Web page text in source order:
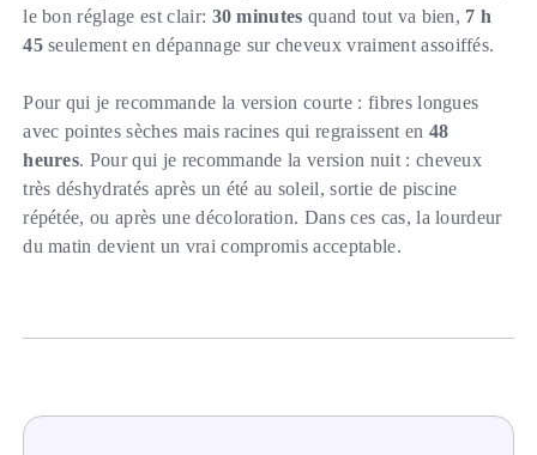
le bon réglage est clair: 30 minutes quand tout va bien, 7 h
45seulement en dépannage sur cheveux vraiment assoiffés.
Pour qui je recommande la version courte : fibres longues
avec pointes sèches mais racines qui regraissent en 48
heures. Pour qui je recommande la version nuit : cheveux
très déshydratés après un été au soleil, sortie de piscine
répétée, ou après une décoloration. Dans ces cas, la lourdeur
du matin devient un vrai compromis acceptable.